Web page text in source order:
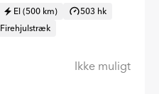
El (500 km)
503 hk
Firehjulstræk
Ikke muligt